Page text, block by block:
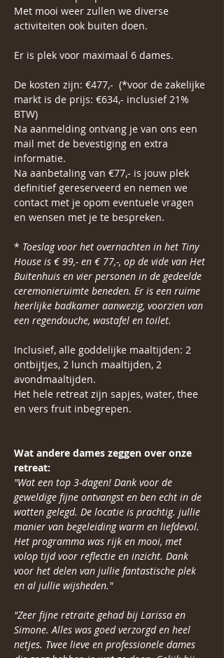
Met mooi weer zullen we diverse
activiteiten ook buiten doen.
Er is plek voor maximaal 6 dames.
De kosten zijn: €477,-  (*voor de zakelijke
markt is de prijs: €634,- inclusief 21%
BTW)
Na aanmelding ontvang je van ons een
mail met de bevestiging en extra
informatie.
Na aanbetaling van €77,- is jouw plek
definitief gereserveerd en nemen we
contact met je opom eventuele vragen
en wensen met je te bespreken.
* Toeslag voor het overnachten in het Tiny
House is € 99,- en € 77,-, op de vide van Het
Buitenhuis en vier personen in de gedeelde
ceremonieruimte beneden. Er is een ruime
heerlijke badkamer aanwezig, voorzien van
een regendouche, wastafel en toilet.
Inclusief, alle goddelijke maaltijden: 2
ontbijtjes, 2 lunch maaltijden, 2
avondmaaltijden.
Het hele retreat zijn sapjes, water, thee
en vers fruit inbegrepen.
Wat andere dames zeggen over onze
retreat:
"Wat een top 3-dagen! Dank voor de
geweldige fijne ontvangst en ben echt in de
watten gelegd. De locatie is prachtig. jullie
manier van begeleiding warm en liefdevol.
Het programma was rijk en mooi, met
volop tijd voor reflectie en inzicht. Dank
voor het delen van jullie fantastische plek
en al jullie wijsheden."
"Zeer fijne retraite gehad bij Larissa en
Simone. Alles was goed verzorgd en heel
netjes. Twee lieve en professionele dames